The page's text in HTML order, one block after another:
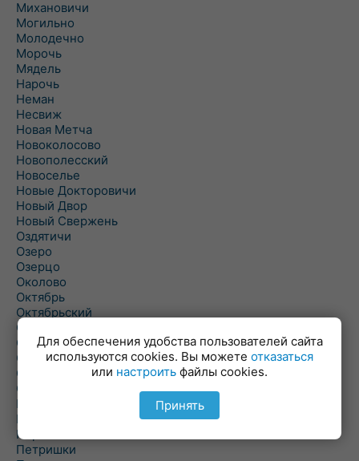
Михановичи
Могильно
Молодечно
Морочь
Мядель
Нарочь
Неман
Несвиж
Новая Метча
Новоколосово
Новополесский
Новоселье
Новые Докторовичи
Новый Двор
Новый Свержень
Оздятичи
Озеро
Озерцо
Околово
Октябрь
Октябрьский
Олехновичи
Омговичи
Оношки
Осовец
Острошицкий Городок
Пасека
Пастовичи
Першаи
Петришки
Для обеспечения удобства пользователей сайта
используются cookies. Вы можете отказаться
или настроить файлы cookies.
Принять